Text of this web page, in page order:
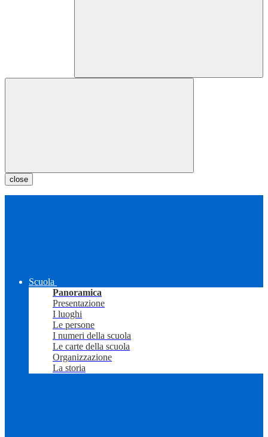
close
Scuola
Panoramica
Presentazione
I luoghi
Le persone
I numeri della scuola
Le carte della scuola
Organizzazione
La storia